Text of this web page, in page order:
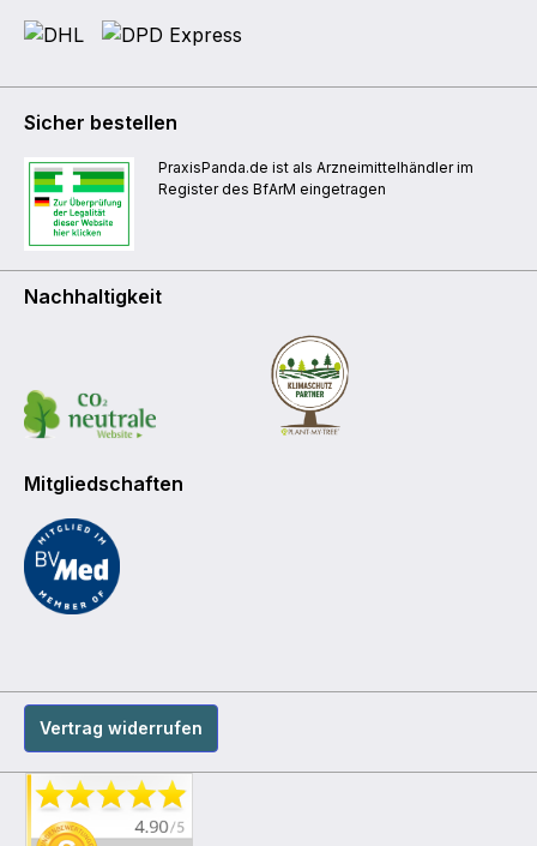
Sicher bestellen
PraxisPanda.de ist als Arzneimittelhändler im
Register des BfArM eingetragen
Nachhaltigkeit
Mitgliedschaften
Vertrag widerrufen